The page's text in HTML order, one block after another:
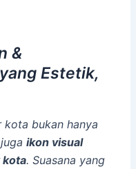
&
Estetik,
bukan hanya
jugaikon visual
kota. Suasana yang